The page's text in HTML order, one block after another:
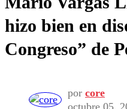
hizo bien en
Congreso” de
por core
octubre 05,